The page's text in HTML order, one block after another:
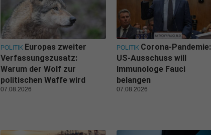
POLITIK Europas zweiter
Verfassungszusatz:
Warum der Wolf zur
politischen Waffe wird
07.08.2026
POLITIK Corona-Pandemie:
US-Ausschuss will
Immunologe Fauci
belangen
07.08.2026